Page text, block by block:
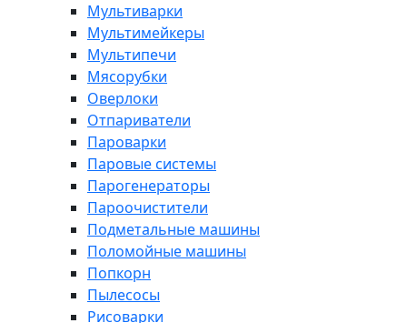
Мультиварки
Мультимейкеры
Мультипечи
Мясорубки
Оверлоки
Отпариватели
Пароварки
Паровые системы
Парогенераторы
Пароочистители
Подметальные машины
Поломойные машины
Попкорн
Пылесосы
Рисоварки